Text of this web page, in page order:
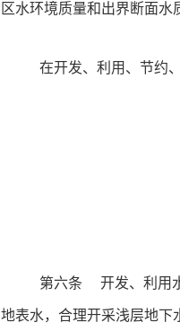
区水环境质量和出界断面
在开发、利用、节约
第六条 开发、利用
地表水，合理开采浅层地下